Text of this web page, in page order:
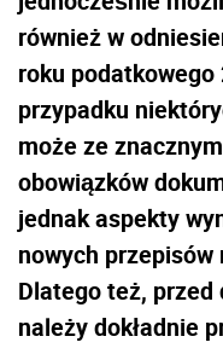
również w
roku
przypadku
może ze
obowiązków
jednak aspekty
nowych
Dlatego też,
należy dokładnie